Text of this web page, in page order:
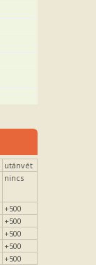
utánvét
nincs
+500
+500
+500
+500
+500